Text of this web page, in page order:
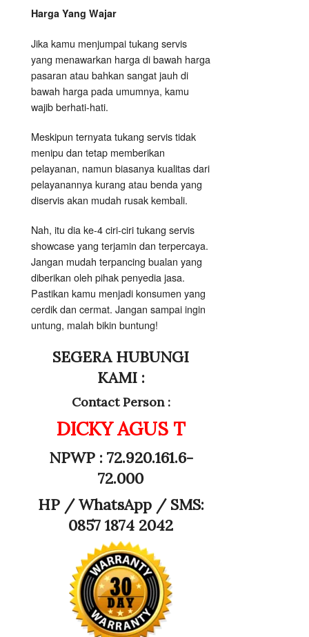
Harga Yang Wajar
Jika kamu menjumpai tukang servis
yang menawarkan harga di bawah harga
pasaran atau bahkan sangat jauh di
bawah harga pada umumnya, kamu
wajib berhati-hati.
Meskipun ternyata tukang servis tidak
menipu dan tetap memberikan
pelayanan, namun biasanya kualitas dari
pelayanannya kurang atau benda yang
diservis akan mudah rusak kembali.
Nah, itu dia ke-4 ciri-ciri tukang servis
showcase yang terjamin dan terpercaya.
Jangan mudah terpancing bualan yang
diberikan oleh pihak penyedia jasa.
Pastikan kamu menjadi konsumen yang
cerdik dan cermat. Jangan sampai ingin
untung, malah bikin buntung!
SEGERA HUBUNGI
KAMI :
Contact Person :
DICKY AGUS T
NPWP : 72.920.161.6-
72.000
HP /WhatsApp / SMS:
0857 1874 2042